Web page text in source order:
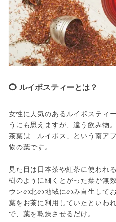
ルイボスティーとは？
女性に人気のあるルイボスティ
うにも思えますが、違う飲み物
茶葉は「ルイボス」という南ア
物の葉です。
見た目は日本茶や紅茶に使われ
樹のように細くとがった葉が無
ウンの北の地域にのみ自生して
葉をお茶に利用していたといわ
で、葉を乾燥させるだけ。